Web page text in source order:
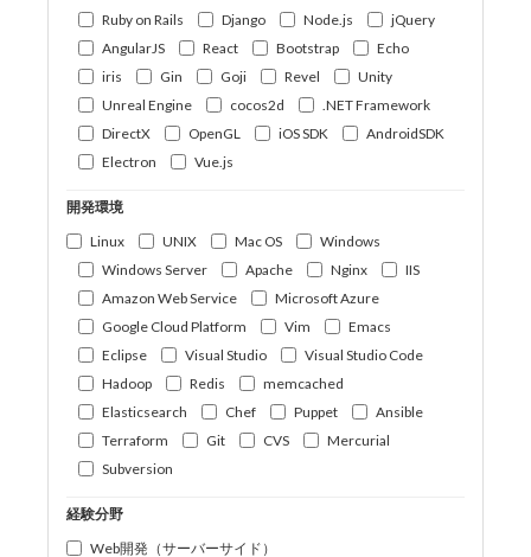
Ruby on Rails
Django Node.js
jQuery
AngularJS
React Bootstrap
Echo
iris
Gin Goji Revel
Unity
Unreal Engine
cocos2d
.NET Framework
DirectX
OpenGL iOS SDK
AndroidSDK
Electron
Vue.js
開発環境
Linux
UNIX Mac OS
Windows
Windows Server
Apache Nginx
IIS
Amazon Web Service
Microsoft Azure
Google Cloud Platform
Vim
Emacs
Eclipse
Visual Studio
Visual Studio Code
Hadoop
Redis
memcached
Elasticsearch
Chef Puppet
Ansible
Terraform
Git CVS
Mercurial
Subversion
経験分野
Web開発（サーバーサイド）